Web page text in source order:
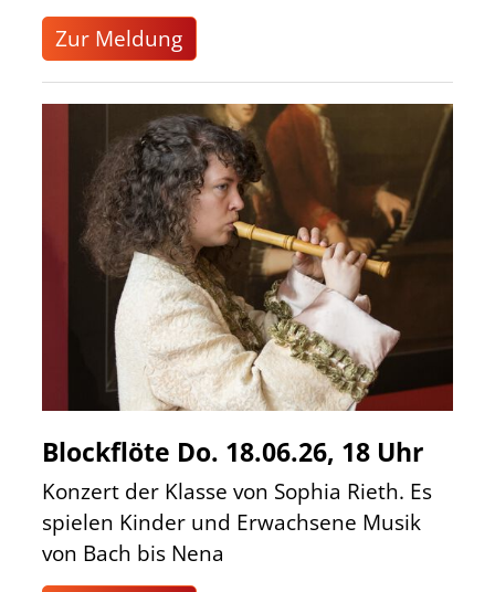
Zur Meldung
Blockflöte Do. 18.06.26, 18 Uhr
Konzert der Klasse von Sophia Rieth. Es
spielen Kinder und Erwachsene Musik
von Bach bis Nena